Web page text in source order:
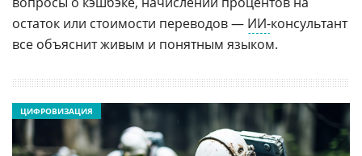
остаток или стоимости переводов — ИИ-консультант
все объяснит живым и понятным языком.
ЦИФРОВИЗАЦИЯ